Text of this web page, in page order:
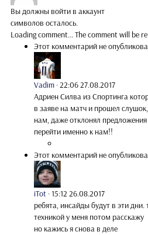
Вы должны войти в аккаунт
символов осталось.
Loading comment...The comment will be
Этот комментарий не
Vadim ·22:06 27.08.2017
Адриен Силва из Спортинга
в заяве на матч и прошел
нам, даже отклонял
перейти именно к нам!!
Этот комментарий не
iTot ·15:12 26.08.2017
ребята, инсайды будут в эти
техникой у меня потом расскажу
но кажись я снова в деле